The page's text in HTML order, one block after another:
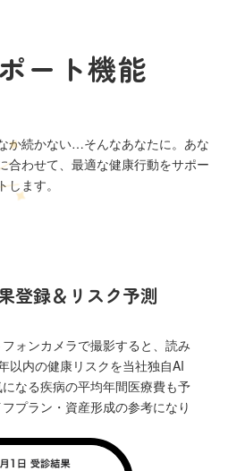
ート機能
か続かない…そんなあなたに。 あな
合わせて、最適な健康行動をサポー
します。
登録＆リスク予測
ォンカメラで撮影すると、読み
以内の健康リスクを当社独自AI
なる疾病の平均年間医療費も予
プラン・資産形成の参考になり